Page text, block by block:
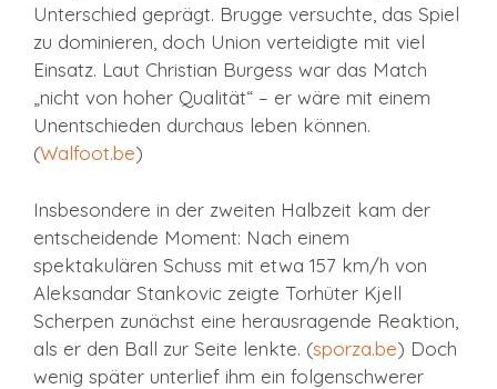
Unterschied geprägt. Brugge versuchte, das Spiel
zu dominieren, doch Union verteidigte mit viel
Einsatz. Laut Christian Burgess war das Match
„nicht von hoher Qualität“ – er wäre mit einem
Unentschieden durchaus leben können.
(Walfoot.be)
Insbesondere in der zweiten Halbzeit kam der
entscheidende Moment: Nach einem
spektakulären Schuss mit etwa 157 km/h von
Aleksandar Stankovic zeigte Torhüter Kjell
Scherpen zunächst eine herausragende Reaktion,
als er den Ball zur Seite lenkte. (sporza.be) Doch
wenig später unterlief ihm ein folgenschwerer